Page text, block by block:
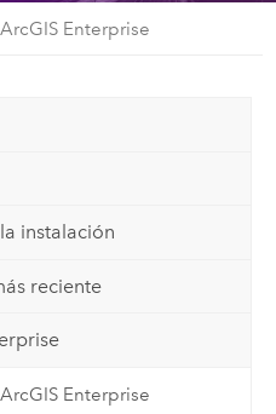
Enterprise
instalación
reciente
Enterprise